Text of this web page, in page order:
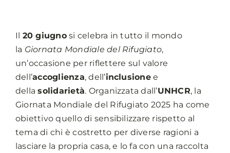
Il 20 giugnosi celebra in tutto il mondo
la Giornata Mondiale del Rifugiato,
un’occasione per riflettere sul valore
dell’accoglienza, dell’inclusionee
dellasolidarietà. Organizzata dall’UNHCR, la
Giornata Mondiale del Rifugiato 2025 ha come
obiettivo quello di sensibilizzare rispetto al
tema di chi è costretto per diverse ragioni a
lasciare la propria casa, e lo fa con una raccolta